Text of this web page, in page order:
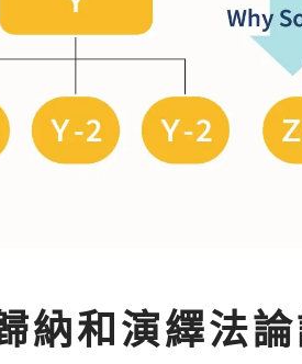
納和演繹法